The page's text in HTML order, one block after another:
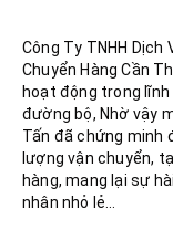
Công Ty TNHH Dịch
Chuyển Hàng Cần
hoạt động trong
đường bộ, Nhờ vậy
Tấn đã chứng minh
lượng vận chuyển,
hàng, mang lại sự
nhân nhỏ lẻ…